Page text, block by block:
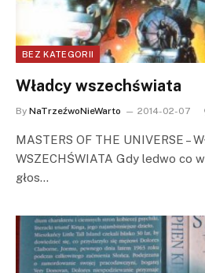
BEZ KATEGORII
Władcy wszechświata
By NaTrzeźwoNieWarto 2014-02-07
MASTERS OF THE UNIVERSE –
WSZECHŚWIATA Gdy ledwo co
głos…